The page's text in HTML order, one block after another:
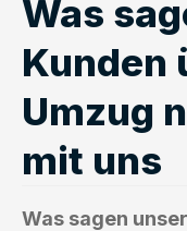
Was
Kunden
Umzug
mit uns
Was sagen